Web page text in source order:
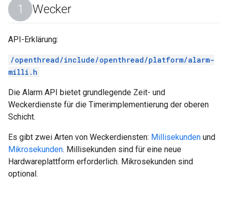
Wecker
API-Erklärung:
/openthread/include/openthread/platform/alarm-
milli.h
Die Alarm API bietet grundlegende Zeit- und
Weckerdienste für die Timerimplementierung der oberen
Schicht.
Es gibt zwei Arten von Weckerdiensten: Millisekunden und
Mikrosekunden. Millisekunden sind für eine neue
Hardwareplattform erforderlich. Mikrosekunden sind
optional.